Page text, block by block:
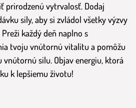
prirodzenú vytrvalosť. Dodaj
sily, aby si zvládol všetky výzvy
každý deň naplno s
tvoju vnútornú vitalitu a pomôžu
silu. Objav energiu, ktorá
k lepšiemu životu!